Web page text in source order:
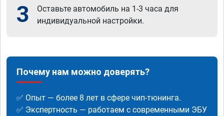
3
Оставьте автомобиль на 1-3 часа для
индивидуальной настройки.
Почему нам можно доверять?
✅ Опыт — более 8 лет в сфере чип-тюнинга.
✅ Экспертность — работаем с современными ЭБУ